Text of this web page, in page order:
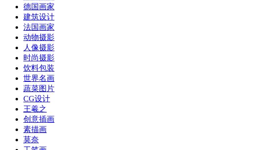
德国画家
建筑设计
法国画家
动物摄影
人像摄影
时尚摄影
饮料包装
世界名画
蔬菜图片
CG设计
王羲之
创意插画
素描画
莫奈